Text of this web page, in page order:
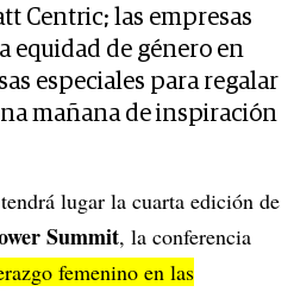
Centric; las empresas
equidad de género en
especiales para regalar
mañana de inspiración
lugar la cuarta edición de
Summit, la conferencia
femenino en las